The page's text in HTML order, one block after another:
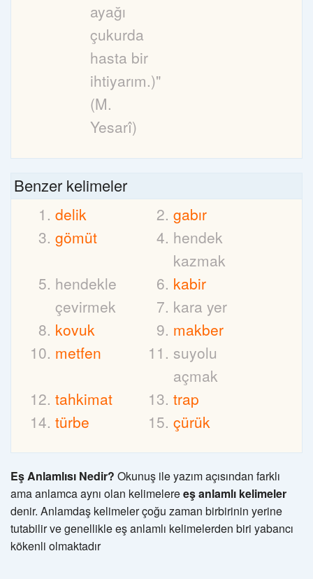
ayağı
çukurda
hasta bir
ihtiyarım.)"
(M.
Yesarî)
Benzer kelimeler
delik
gabır
gömüt
hendek
kazmak
hendekle
çevirmek
kabir
kara yer
kovuk
makber
metfen
suyolu
açmak
tahkimat
trap
türbe
çürük
Eş Anlamlısı Nedir? Okunuş ile yazım açısından farklı
ama anlamca aynı olan kelimelereeş anlamlı kelimeler
denir. Anlamdaş kelimeler çoğu zaman birbirinin yerine
tutabilir ve genellikle eş anlamlı kelimelerden biri yabancı
kökenli olmaktadır